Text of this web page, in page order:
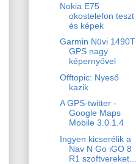
Nokia E75
okostelefon teszt
és képek
Garmin Nüvi 1490T
GPS nagy
képernyővel
Offtopic: Nyeső
kazik
A GPS-twitter -
Google Maps
Mobile 3.0.1.4
Ingyen kicserélik a
Nav N Go iGO 8
R1 szoftvereket...